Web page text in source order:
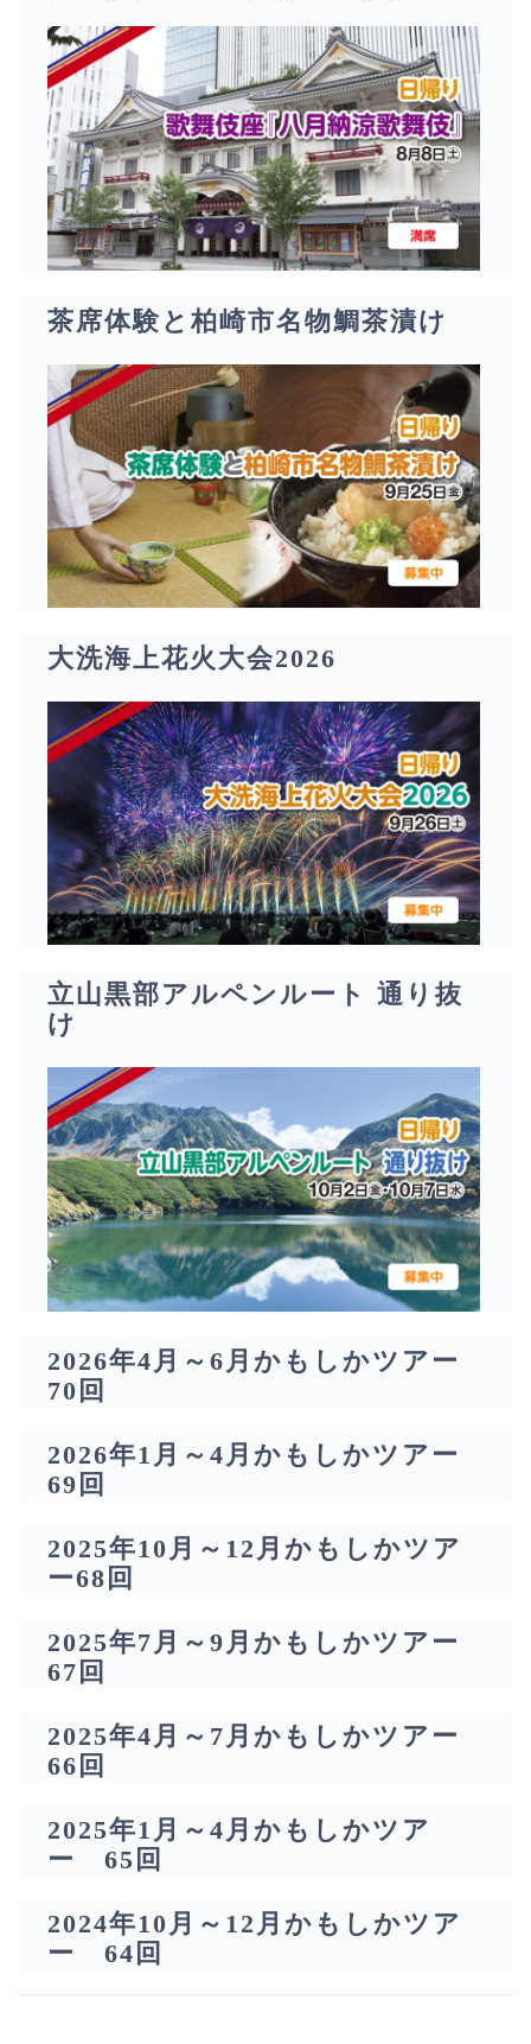
茶席体験と柏崎市名物鯛茶漬け
大洗海上花火大会2026
立山黒部アルペンルート 通り抜
け
2026年4月～6月かもしかツアー
70回
2026年1月～4月かもしかツアー
69回
2025年10月～12月かもしかツア
ー68回
2025年7月～9月かもしかツアー
67回
2025年4月～7月かもしかツアー
66回
2025年1月～4月かもしかツア
ー 65回
2024年10月～12月かもしかツア
ー 64回